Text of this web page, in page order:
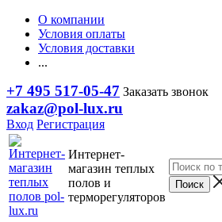
О компании
Условия оплаты
Условия доставки
...
+7 495 517-05-47 Заказать звонок
zakaz@pol-lux.ru
Вход Регистрация
Интернет-
магазин теплых
полов и
терморегуляторов